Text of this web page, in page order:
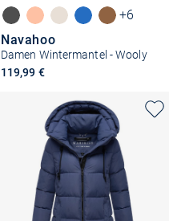
+6
Navahoo
Damen Wintermantel - Wooly
119,99 €